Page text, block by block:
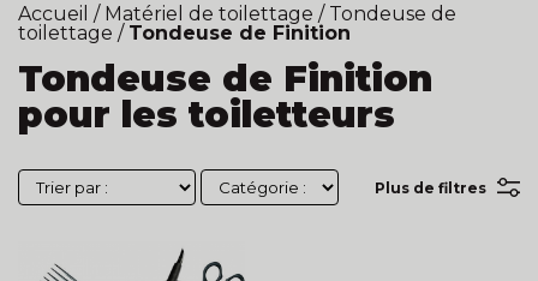
Accueil / Matériel de toilettage / Tondeuse de
toilettage / Tondeuse de Finition
Tondeuse de Finition
pour les toiletteurs
Plus de filtres